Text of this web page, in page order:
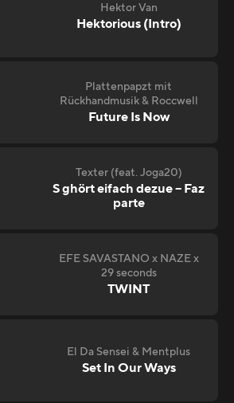
Hektor Van
Hektorious (Intro)
Plattenpapzt mit
Rückhandmusik & Roccwell
Future Is Now
Texter (feat. Joga20)
S ghört eifach dezue – Faz
parte
EFE SAVASTANO x NAZE x
29 seconds
TWINT
El Da Sensei & Mentplus
Set In Our Ways